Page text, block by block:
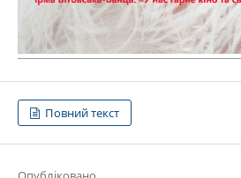
Повний текст